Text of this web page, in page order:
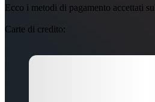
Ecco i metodi di pagamento accettati
Carte di credito: